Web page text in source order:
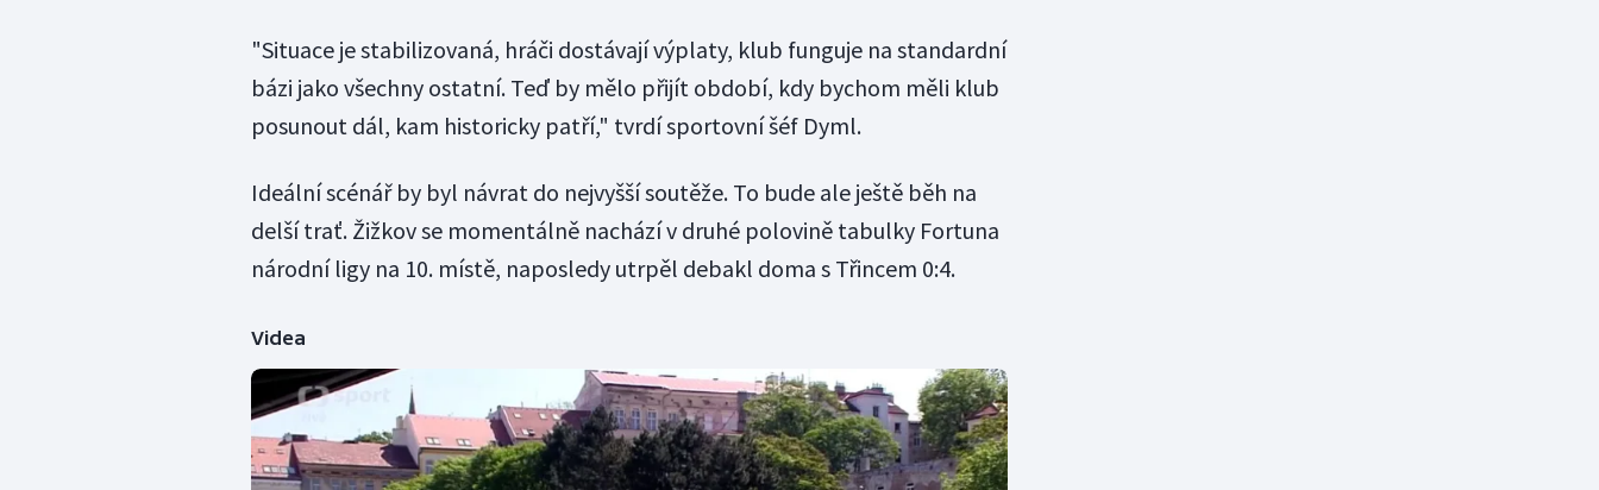
"Situace je stabilizovaná, hráči dostávají výplaty, klub funguje na standardní
bázi jako všechny ostatní. Teď by mělo přijít období, kdy bychom měli klub
posunout dál, kam historicky patří," tvrdí sportovní šéf Dyml.
Ideální scénář by byl návrat do nejvyšší soutěže. To bude ale ještě běh na
delší trať. Žižkov se momentálně nachází v druhé polovině tabulky Fortuna
národní ligy na 10. místě, naposledy utrpěl debakl doma s Třincem 0:4.
Videa